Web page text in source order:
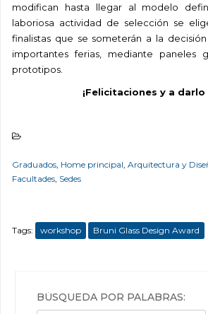
modifican hasta llegar al modelo
laboriosa actividad de selección se
finalistas que se someterán a la
importantes ferias, mediante paneles
prototipos.
¡Felicitaciones y a
Graduados Home principal Arquitectura y
Facultades Sedes
Tags: workshop Bruni Glass Design Award
BÚSQUEDA POR PALABRAS: